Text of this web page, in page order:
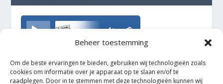
Beheer toestemming
Om de beste ervaringen te bieden, gebruiken wij technologieën zoals
cookies om informatie over je apparaat op te slaan en/of te
raadplegen. Door in te stemmen met deze technologieën kunnen wij
TrudoFM